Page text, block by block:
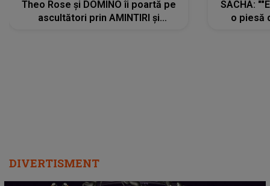
Theo Rose și DOMINO îi poartă pe
ascultători prin AMINTIRI și
SACHA:
o piesă
DIVERTISMENT